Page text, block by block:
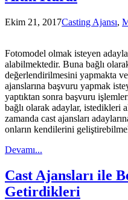
Ekim 21, 2017Casting Ajansı,
Fotomodel olmak isteyen
alabilmektedir. Buna bağlı
değerlendirilmesini yapmakta
ajanslarına başvuru yapmak
yaptıktan sonra başvuru
bağlı olarak adaylar, istedikleri
zamanda cast ajansları
onların kendilerini
Devamı...
Cast Ajansları ile
Getirdikleri